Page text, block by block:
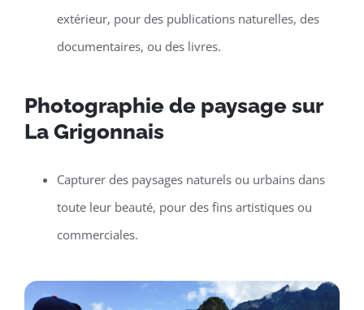
extérieur, pour des publications naturelles, des
documentaires, ou des livres.
Photographie de paysage sur
La Grigonnais
Capturer des paysages naturels ou urbains dans
toute leur beauté, pour des fins artistiques ou
commerciales.